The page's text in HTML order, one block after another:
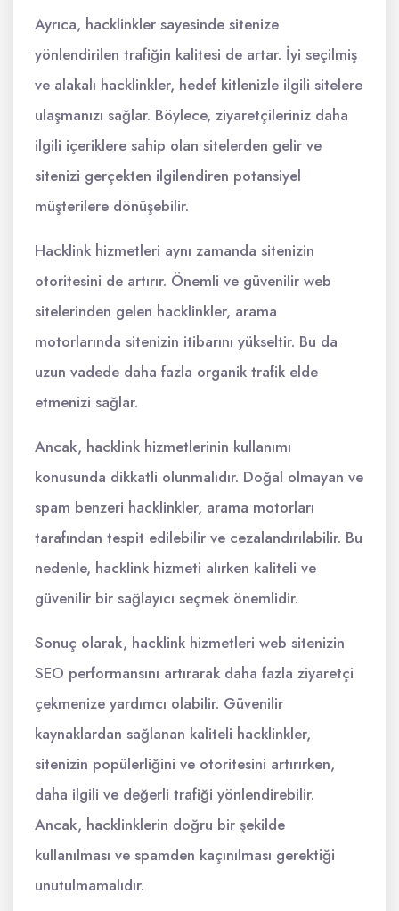
Ayrıca, hacklinkler sayesinde sitenize
yönlendirilen trafiğin kalitesi de artar. İyi seçilmiş
ve alakalı hacklinkler, hedef kitlenizle ilgili sitelere
ulaşmanızı sağlar. Böylece, ziyaretçileriniz daha
ilgili içeriklere sahip olan sitelerden gelir ve
sitenizi gerçekten ilgilendiren potansiyel
müşterilere dönüşebilir.
Hacklink hizmetleri aynı zamanda sitenizin
otoritesini de artırır. Önemli ve güvenilir web
sitelerinden gelen hacklinkler, arama
motorlarında sitenizin itibarını yükseltir. Bu da
uzun vadede daha fazla organik trafik elde
etmenizi sağlar.
Ancak, hacklink hizmetlerinin kullanımı
konusunda dikkatli olunmalıdır. Doğal olmayan ve
spam benzeri hacklinkler, arama motorları
tarafından tespit edilebilir ve cezalandırılabilir. Bu
nedenle, hacklink hizmeti alırken kaliteli ve
güvenilir bir sağlayıcı seçmek önemlidir.
Sonuç olarak, hacklink hizmetleri web sitenizin
SEO performansını artırarak daha fazla ziyaretçi
çekmenize yardımcı olabilir. Güvenilir
kaynaklardan sağlanan kaliteli hacklinkler,
sitenizin popülerliğini ve otoritesini artırırken,
daha ilgili ve değerli trafiği yönlendirebilir.
Ancak, hacklinklerin doğru bir şekilde
kullanılması ve spamden kaçınılması gerektiği
unutulmamalıdır.